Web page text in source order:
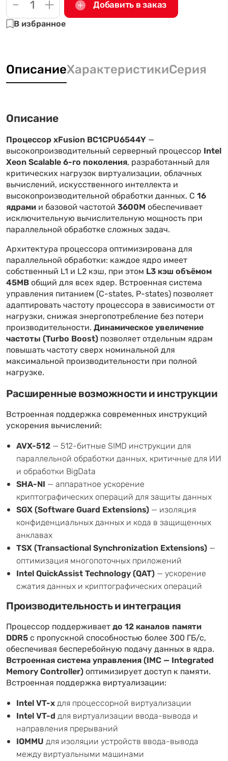
Добавить в заказ
В избранное
ОписаниеХарактеристикиСерия
Описание
Процессор xFusion BC1CPU6544Y —
высокопроизводительный серверный процессор Intel
Xeon Scalable 6-го поколения, разработанный для
критических нагрузок виртуализации, облачных
вычислений, искусственного интеллекта и
высокопроизводительной обработки данных. С 16
ядрами и базовой частотой 3600M обеспечивает
исключительную вычислительную мощность при
параллельной обработке сложных задач.
Архитектура процессора оптимизирована для
параллельной обработки: каждое ядро имеет
собственный L1 и L2 кэш, при этом L3 кэш объёмом
45MBобщий для всех ядер. Встроенная система
управления питанием (C-states, P-states) позволяет
адаптировать частоту процессора в зависимости от
нагрузки, снижая энергопотребление без потери
производительности. Динамическое увеличение
частоты (Turbo Boost) позволяет отдельным ядрам
повышать частоту сверх номинальной для
максимальной производительности при полной
нагрузке.
Расширенные возможности и инструкции
Встроенная поддержка современных инструкций
ускорения вычислений:
AVX-512 — 512-битные SIMD инструкции для
параллельной обработки данных, критичные для ИИ
и обработки BigData
SHA-NI — аппаратное ускорение
криптографических операций для защиты данных
SGX (Software Guard Extensions) — изоляция
конфиденциальных данных и кода в защищенных
анклавах
TSX (Transactional Synchronization Extensions) —
оптимизация многопоточных приложений
Intel QuickAssist Technology (QAT) — ускорение
сжатия данных и криптографических операций
Производительность и интеграция
Процессор поддерживаетдо 12 каналов памяти
DDR5с пропускной способностью более 300 ГБ/с,
обеспечивая бесперебойную подачу данных в ядра.
Встроенная система управления (IMC — Integrated
Memory Controller)оптимизирует доступ к памяти.
Встроенная поддержка виртуализации:
Intel VT-xдля процессорной виртуализации
Intel VT-d для виртуализации ввода-вывода и
направления прерываний
IOMMU для изоляции устройств ввода-вывода
между виртуальными машинами